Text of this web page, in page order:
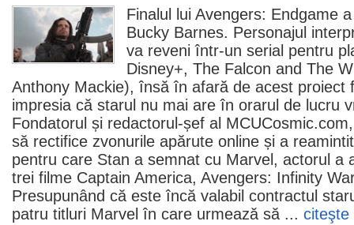
Finalul lui Avengers: Endgame
Bucky Barnes. Personajul
va reveni într-un serial pentru
Disney+, The Falcon and The
Anthony Mackie), însă în afară de acest proiect
impresia că starul nu mai are în orarul de lucru
Fondatorul și redactorul-șef al
să rectifice zvonurile apărute online și a
pentru care Stan a semnat cu Marvel, actorul a
trei filme Captain America, Avengers: Infinity
Presupunând că este încă valabil contractul
patru titluri Marvel în care urmează să ... citeşte